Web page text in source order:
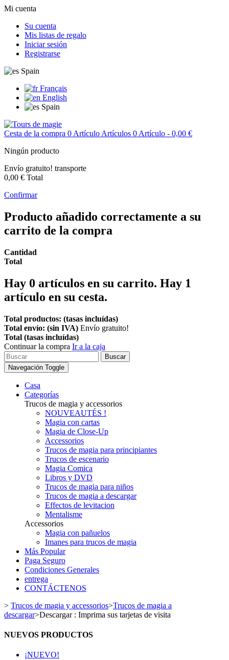
Mi cuenta
Su cuenta
Mis listas de regalo
Iniciar sesión
Registrarse
Spain
Français
English
Spain
Cesta de la compra 0 Artículo Artículos 0 Artículo - 0,00 €
Ningún producto
Envío gratuito! transporte
0,00 € Total
Confirmar
Producto añadido correctamente a su
carrito de la compra
Cantidad
Total
Hay 0 artículos en su carrito. Hay 1
artículo en su cesta.
Total productos: (tasas incluídas)
Total envío: (sin IVA) Envío gratuito!
Total (tasas incluídas)
Continuar la compra Ir a la caja
Buscar
Navegación Toggle
Casa
Categorías
Trucos de magia y accessorios
NOUVEAUTÉS !
Magia con cartas
Magia de Close-Up
Accessorios
Trucos de magia para principiantes
Trucos de escenario
Magia Comica
Libros y DVD
Trucos de magia para niños
Trucos de magia a descargar
Effectos de levitacion
Mentalisme
Accessorios
Magia con pañuelos
Imanes para trucos de magia
Más Popular
Paga Seguro
Condiciones Generales
entrega
CONTÁCTENOS
> Trucos de magia y accessorios>Trucos de magia a
descargar>Descargar : Imprima sus tarjetas de visita
NUEVOS PRODUCTOS
¡NUEVO!